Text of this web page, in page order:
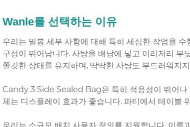
Wanle를 선택하는 이유
우리는 밀봉 세부 사항에 대해 특히 세심한 작업을
구성이 뛰어납니다. 사탕을 배낭에 넣고 이리저리
쫄깃한 상태를 유지하며, 딱딱한 사탕도 부드러워지
Candy 3 Side Sealed Bag은 특히 적응성이 뛰어나
체는 디스플레이 효과가 좋습니다. 파티에서 테이블